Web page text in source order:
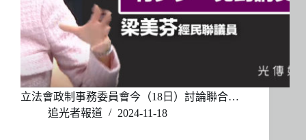
立法會政制事務委員會今（18日）討論聯合…
追光者報道
2024-11-18